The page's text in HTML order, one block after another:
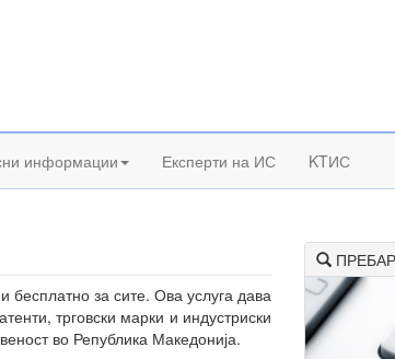
информации Експерти на ИС KTИС
за сите. Ова услуга дава
трговски марки и индустриски
во Република Македонија.